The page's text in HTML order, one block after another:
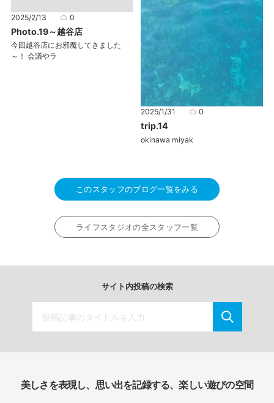
2025/2/13 0
Photo.19～越谷店
今回越谷店にお邪魔してきました
～！ 会議やラ
2025/1/31 0
trip.14
okinawa miyak
このスタッフのブログ一覧をみる
ライフスタジオの全スタッフ一覧
サイト内投稿の検索
美しさを表現し、思い出を記録する、楽しい遊びの空間